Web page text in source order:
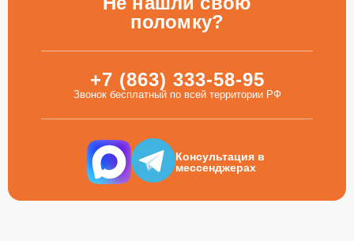
поломку?
+7 (863) 333-58-95
Звонок бесплатный по всей территории РФ
Консультация в
мессенджерах